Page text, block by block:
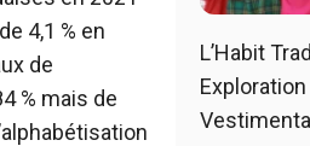
4,1 % en
de
% mais de
L’Habit